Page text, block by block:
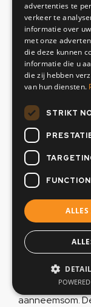
Artikel
17.1 Tenzij
ondernemer
tot aan de
bouwen schip
of casco als
behoeve van de
consument als
daarvoor
verzekeren
deze zaken
volle bedrag
aanneemsom.
advertenties te
verkeer te
informatie over
met onze
die deze kunnen
informatie die u
die zij hebben
van hun diensten.
STRIKT
ALLES